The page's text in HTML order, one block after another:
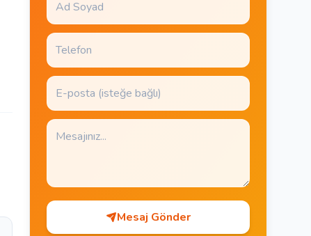
Mesaj Gönder